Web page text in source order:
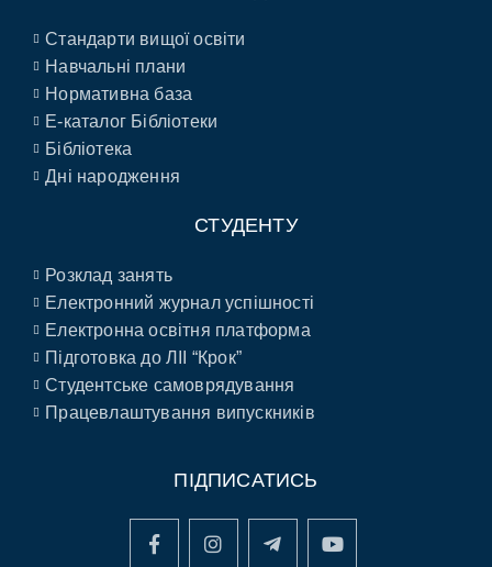
Стандарти вищої освіти
Навчальні плани
Нормативна база
E-каталог Бібліотеки
Бібліотека
Дні народження
СТУДЕНТУ
Розклад занять
Електронний журнал успішності
Електронна освітня платформа
Підготовка до ЛІІ “Крок”
Студентське самоврядування
Працевлаштування випускників
ПІДПИСАТИСЬ